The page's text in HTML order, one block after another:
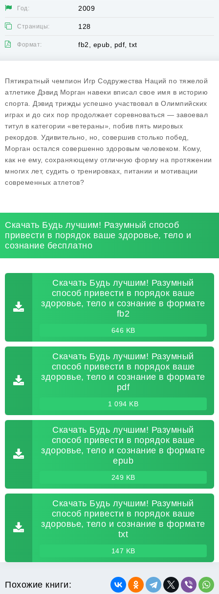
Год: 2009
Страницы: 128
Формат: fb2, epub, pdf, txt
Пятикратный чемпион Игр Содружества Наций по тяжелой
атлетике Дэвид Морган навеки вписал свое имя в историю
спорта. Дэвид трижды успешно участвовал в Олимпийских
играх и до сих пор продолжает соревноваться — завоевал
титул в категории «ветераны», побив пять мировых
рекордов. Удивительно, но, совершив столько побед,
Морган остался совершенно здоровым человеком. Кому,
как не ему, сохраняющему отличную форму на протяжении
многих лет, судить о тренировках, питании и мотивации
современных атлетов?
Скачать Будь лучшим! Разумный способ
привести в порядок ваше здоровье, тело и
сознание бесплатно
Скачать Будь лучшим! Разумный
способ привести в порядок ваше
здоровье, тело и сознание в формате
fb2
646 KB
Скачать Будь лучшим! Разумный
способ привести в порядок ваше
здоровье, тело и сознание в формате
pdf
1 094 KB
Скачать Будь лучшим! Разумный
способ привести в порядок ваше
здоровье, тело и сознание в формате
epub
249 KB
Скачать Будь лучшим! Разумный
способ привести в порядок ваше
здоровье, тело и сознание в формате
txt
147 KB
Похожие книги: